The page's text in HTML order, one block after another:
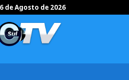
Agosto de 2026